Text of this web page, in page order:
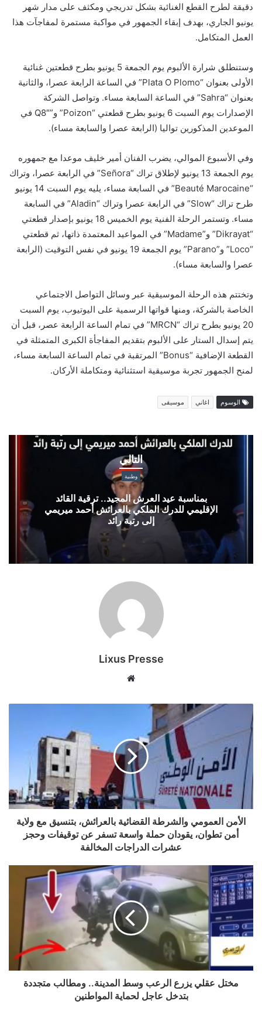
دقيقة لطرح القطع الغنائية بشكل تدريجي ومكثف على مدار شهر
يونيو الجاري، بهدف إبقاء الجمهور في مواكبة مستمرة لمفاجآت هذا
العمل المتكامل.
وستنطلق شرارة الألبوم يوم الجمعة 5 يونيو بطرح قطعتين غنائية
الأولى بعنوان “Plata O Plomo” في الساعة الرابعة عصرا، والثانية
بعنوان “Sahra” في الساعة السابعة مساء. وتواصل الشركة
الإصدارات يوم السبت 6 يونيو بطرح قطعتي “Poizon” و”Q8″ في
الموعدين المذكورين تواليا (الرابعة عصرا والسابعة مساء).
وفي الأسبوع الموالي، يضرب الفنان أمير خليف موعدا مع جمهوره
يوم الجمعة 13 يونيو لإطلاق تراك “Señora” في الرابعة عصرا، وتراك
“Beauté Marocaine” في السابعة مساء، يليه يوم السبت 14 يونيو
طرح تراك “Slow” في الرابعة عصرا وتراك “Aladin” في السابعة
مساء. وتستمر الرحلة الفنية يوم الخميس 18 يونيو بإصدار قطعتي
“Dikrayat” و”Madame” في المواعيد المعتمدة ذاتها، ثم قطعتي
“Loco” و”Parano” يوم الجمعة 19 يونيو في نفس التوقيت (الرابعة
عصرا والسابعة مساء).
وتختتم هذه الرحلة الموسيقية عبر وسائل التواصل الاجتماعي
الخاصة بالشركة، ومنها قواتها الرسمية على اليوتيوب، يوم السبت
20 يونيو بطرح تراك “MRCN” في تمام الساعة الرابعة عصر، قبل أن
يتم إسدال الستار على الألبوم بتقديم المفاجأة الكبرى المتمثلة في
القطعة الإضافية “Bonus” المرتقبة في تمام الساعة السابعة مساء،
لمنح الجمهور تجربة موسيقية استثنائية ومتكاملة الأركان.
الوسوم اغاني موسيقى
التالي
بمناسبة
القائد
الإقليمي
للدرك
الملكي
بالعرائش
أحمد
وطنية
بمناسبة عيد العرش المجيد.. ترقية القائد
الإقليمي للدرك الملكي بالعرائش أحمد ميريمي
إلى رتبة رائد
Lixus Presse
الأمن العمومي والشرطة القضائية بالعرائش، بتنسيق مع ولاية
أمن تطوان، يقودان حملة واسعة تسفر عن توقيفات وحجز
عشرات الدراجات المخالفة
مختل عقلي يزرع الرعب وسط المدينة.. ومطالب متجددة
بتدخل عاجل لحماية المواطنين